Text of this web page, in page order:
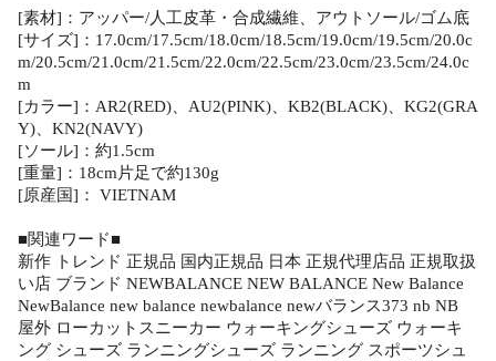
[素材]：アッパー/人工皮革・合成繊維、アウトソール/ゴム底
[サイズ]：17.0cm/17.5cm/18.0cm/18.5cm/19.0cm/19.5cm/20.0c
m/20.5cm/21.0cm/21.5cm/22.0cm/22.5cm/23.0cm/23.5cm/24.0c
m
[カラー]：AR2(RED)、AU2(PINK)、KB2(BLACK)、KG2(GRA
Y)、KN2(NAVY)
[ソール]：約1.5cm
[重量]：18cm片足で約130g
[原産国]： VIETNAM
■関連ワード■
新作 トレンド 正規品 国内正規品 日本 正規代理店品 正規取扱
い店 ブランド NEWBALANCE NEW BALANCE New Balance
NewBalance new balance newbalance newバランス373 nb NB
屋外 ローカットスニーカー ウォーキングシューズ ウォーキ
ング シューズ ランニングシューズ ランニング スポーツシュ